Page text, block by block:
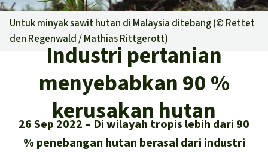
Topik
Topik kami
Biodiversitas
Pertambangan
Iklim
Berita
Sukses dan Berita demi Hutan
Hujan
Updates
Cari
Indonesia
Donasi untuk tema
Pelindungan hewan
Hutan hujan
Pembela hutan hujan
Donasi untuk wilayah
Asia Tenggara
Afrika
Amerika Latin
Untuk minyak sawit hutan di Malaysia ditebang (© Rettet
den Regenwald / Mathias Rittgerott)
Industri pertanian
menyebabkan 90 %
kerusakan hutan
26 Sep 2022
Di wilayah tropis lebih dari 90
% penebangan hutan berasal dari industri